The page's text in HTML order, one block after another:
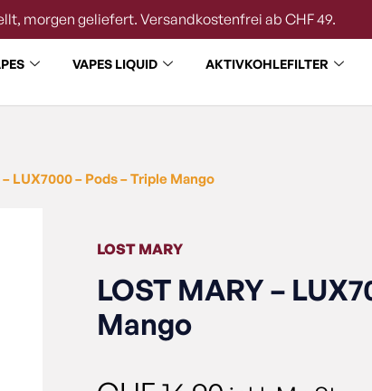
morgen geliefert. Versandkostenfrei ab CHF 49.
VAPES LIQUID AKTIVKOHLEFILTER
LUX7000 – Pods – Triple Mango
LOST MARY
LOST MARY –
Mango